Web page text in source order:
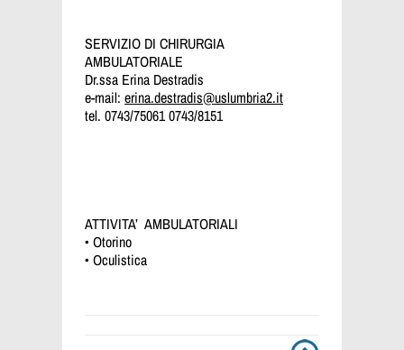
SERVIZIO DI CHIRURGIA
AMBULATORIALE
Dr.ssa Erina Destradis
e-mail: erina.destradis@uslumbria2.it
tel. 0743/75061 0743/8151
ATTIVITA’ AMBULATORIALI
• Otorino
• Oculistica